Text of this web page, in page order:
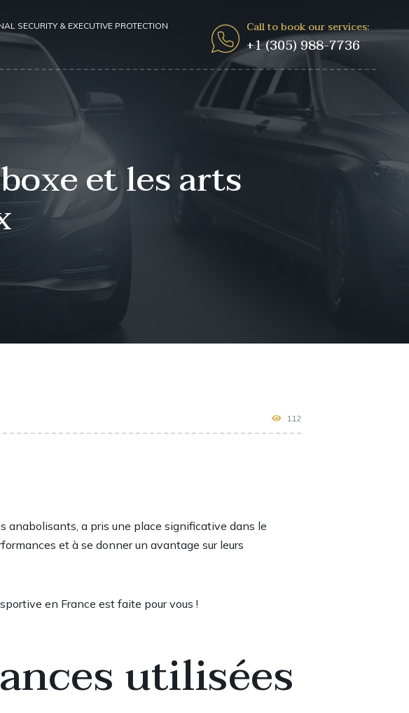
SECURITY & EXECUTIVE PROTECTION
Call to book our services:
+1 (305) 988-7736
et les arts
112
anabolisants, a pris une place significative dans le
et à se donner un avantage sur leurs
en France est faite pour vous !
utilisées